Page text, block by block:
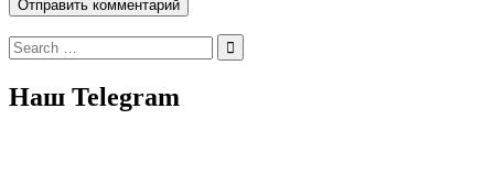
Search
for:
Наш Telegram